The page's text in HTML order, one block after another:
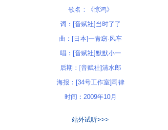
歌名：《惊鸿》
词：[音赋社]当时了了
曲：[日本]一青窈·风车
唱：[音赋社]默默小一
后期：[音赋社]清水郎
海报：[34号工作室]司律
时间：2009年10月
站外试听>>>